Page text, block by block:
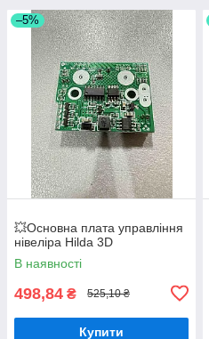
–5%
💥Основна плата управління
нівеліра Hilda 3D
В наявності
498,84 ₴ 525,10 ₴
Купити